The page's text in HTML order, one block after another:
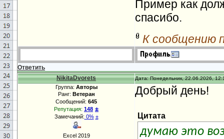
Пример как
спасибо.
К сообщению
Ответить
NikitaDvorets
Дата: Понедельник, 22.06.2026,
Группа: Авторы
Ранг: Ветеран
Сообщений: 645
Репутация: 148 ±
Замечаний: 0% ±
Excel 2019
Добрый день!
Цитата
думаю это